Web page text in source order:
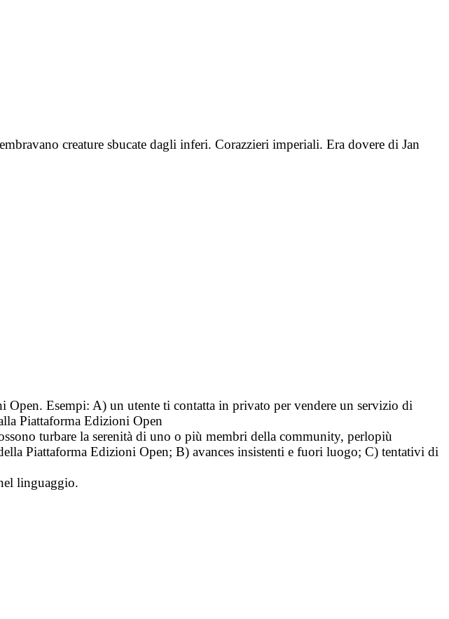
creature sbucate dagli inferi. Corazzieri imperiali. Era dovere di Jan
Esempi: A) un utente ti contatta in privato per vendere un servizio di
Piattaforma Edizioni Open
turbare la serenità di uno o più membri della community, perlopiù
Piattaforma Edizioni Open; B) avances insistenti e fuori luogo; C) tentativi di
linguaggio.